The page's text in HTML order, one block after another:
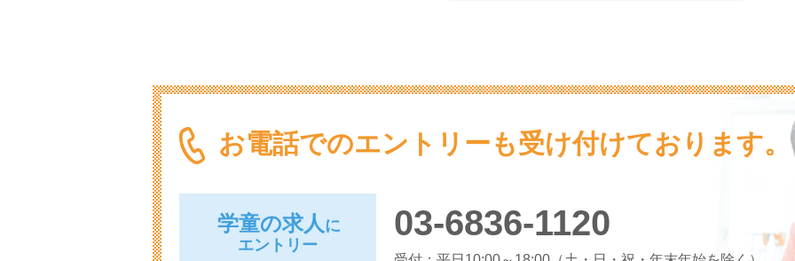
お電話でのエントリーも受け付けております。
学童の求人 に
エントリー
03-6836-1120